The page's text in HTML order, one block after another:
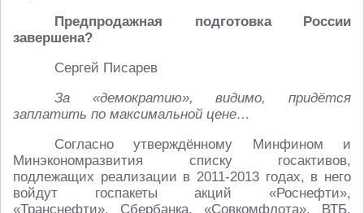
Предпродажная подготовка России
завершена?
Сергей Писарев
За «демократию», видимо, придётся
заплатить по максимальной цене…
Согласно утверждённому Минфином и
Минэкономразвития списку госактивов,
подлежащих реализации в 2011-2013 годах, в него
войдут госпакеты акций «Роснефти»,
«Транснефти», Сбербанка, «Совкомфлота», ВТБ,